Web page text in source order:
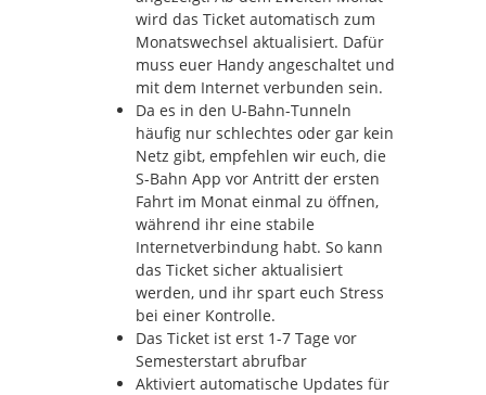
wird das Ticket automatisch zum
Monatswechsel aktualisiert. Dafür
muss euer Handy angeschaltet und
mit dem Internet verbunden sein.
Da es in den U-Bahn-Tunneln
häufig nur schlechtes oder gar kein
Netz gibt, empfehlen wir euch, die
S-Bahn App vor Antritt der ersten
Fahrt im Monat einmal zu öffnen,
während ihr eine stabile
Internetverbindung habt. So kann
das Ticket sicher aktualisiert
werden, und ihr spart euch Stress
bei einer Kontrolle.
Das Ticket ist erst 1-7 Tage vor
Semesterstart abrufbar
Aktiviert automatische Updates für